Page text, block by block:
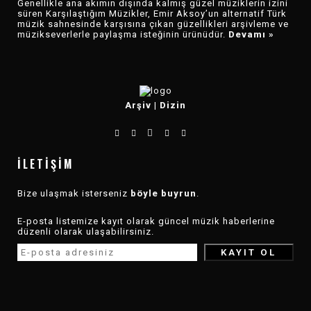
Genellikle ana akımın dışında kalmış güzel müziklerin izini
süren Karşılaştığım Müzikler, Emir Aksoy’un alternatif Türk
müzik sahnesinde karşısına çıkan güzellikleri arşivleme ve
müzikseverlerle paylaşma isteğinin ürünüdür. Devamı »
Arşiv | Dizin
İLETIŞIM
Bize ulaşmak isterseniz böyle buyrun .
E-posta listemize kayıt olarak güncel müzik haberlerine
düzenli olarak ulaşabilirsiniz.